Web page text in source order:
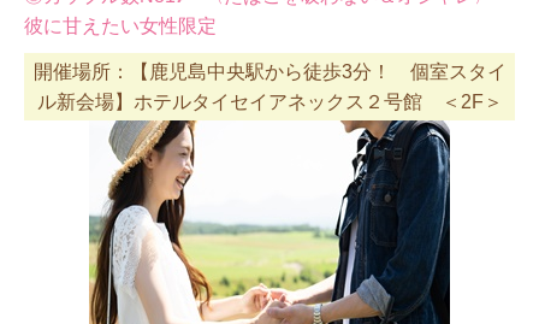
彼に甘えたい女性限定
開催場所：【鹿児島中央駅から徒歩3分！ 個室スタイ
ル新会場】ホテルタイセイアネックス２号館 ＜2F＞